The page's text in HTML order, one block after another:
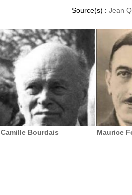
Source(s) : Jean
Camille Bourdais Maurice